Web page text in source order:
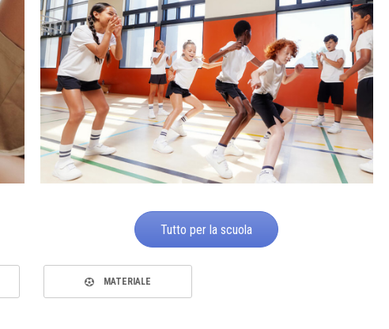
Tutto per la scuola
MATERIALE